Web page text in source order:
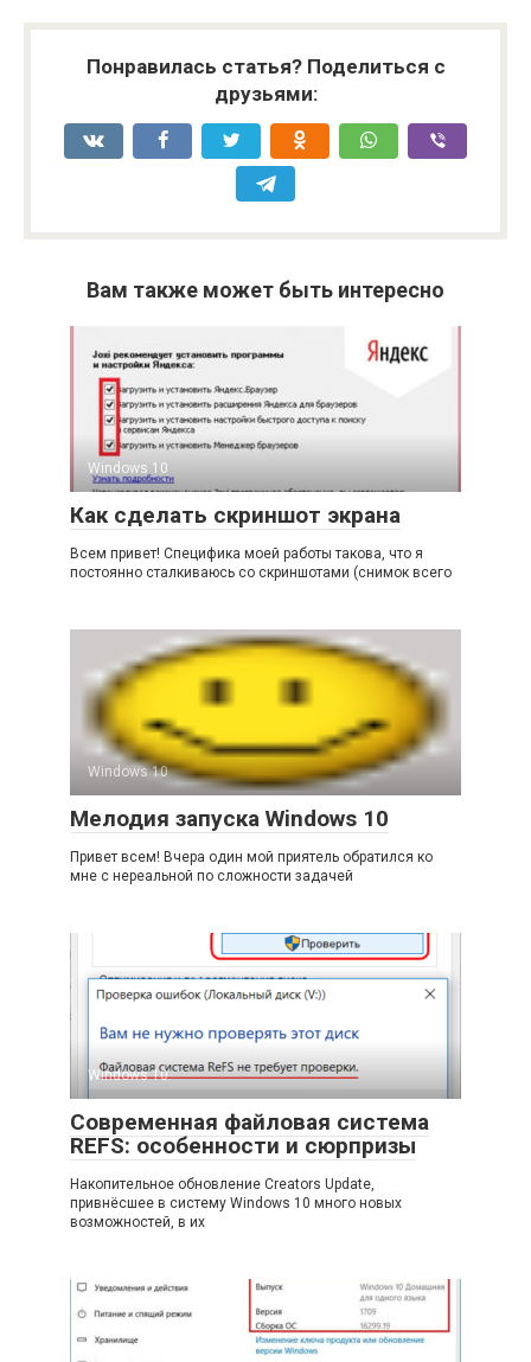
Понравилась статья? Поделиться с
друзьями:
Вам также может быть интересно
Windows 10
Как сделать скриншот экрана
Всем привет! Специфика моей работы такова, что я
постоянно сталкиваюсь со скриншотами (снимок всего
Windows 10
Мелодия запуска Windows 10
Привет всем! Вчера один мой приятель обратился ко
мне с нереальной по сложности задачей
Windows 10
Современная файловая система
REFS: особенности и сюрпризы
Накопительное обновление Creators Update,
привнёсшее в систему Windows 10 много новых
возможностей, в их